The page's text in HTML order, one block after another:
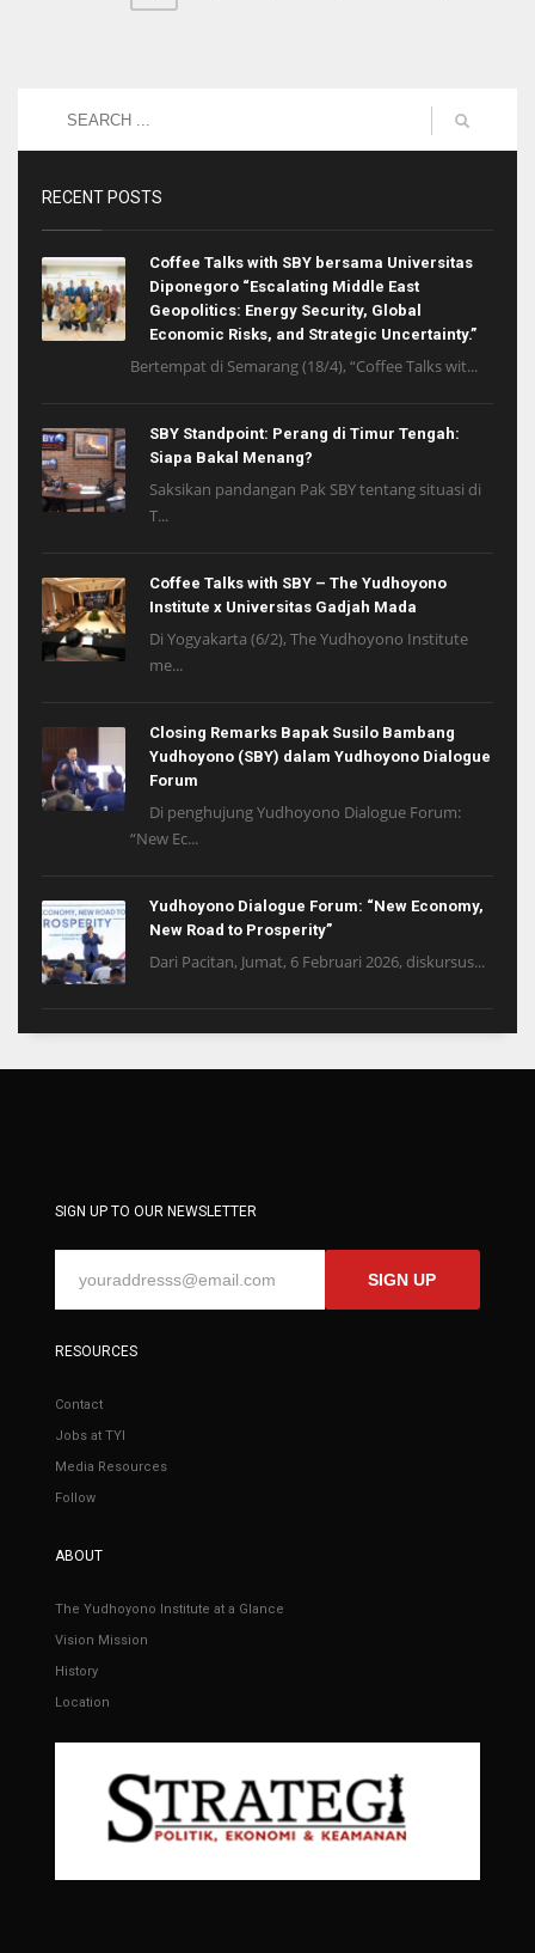
RECENT POSTS
Coffee Talks with SBY bersama Universitas
Diponegoro “Escalating Middle East
Geopolitics: Energy Security, Global
Economic Risks, and Strategic Uncertainty.”
Bertempat di Semarang (18/4), “Coffee Talks wit...
SBY Standpoint: Perang di Timur Tengah:
Siapa Bakal Menang?
Saksikan pandangan Pak SBY tentang situasi di
T...
Coffee Talks with SBY – The Yudhoyono
Institute x Universitas Gadjah Mada
Di Yogyakarta (6/2), The Yudhoyono Institute
me...
Closing Remarks Bapak Susilo Bambang
Yudhoyono (SBY) dalam Yudhoyono Dialogue
Forum
Di penghujung Yudhoyono Dialogue Forum:
“New Ec...
Yudhoyono Dialogue Forum: “New Economy,
New Road to Prosperity”
Dari Pacitan, Jumat, 6 Februari 2026, diskursus...
SIGN UP TO OUR NEWSLETTER
SIGN UP
RESOURCES
Contact
Jobs at TYI
Media Resources
Follow
ABOUT
The Yudhoyono Institute at a Glance
Vision Mission
History
Location